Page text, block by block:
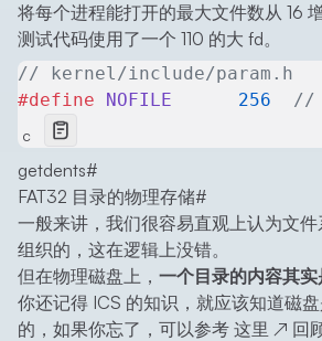
将每个进程能打开的最大文件数从 16
测试代码使用了一个 110 的大 fd。
// kernel/include/param.h
#define NOFILE
      256
//
c
getdents#
FAT32 目录的物理存储#
一般来讲，我们很容易直观上认为文件
组织的，这在逻辑上没错。
但在物理磁盘上， 一个目录的内容其
你还记得 ICS 的知识，就应该知道磁
的，如果你忘了，可以参考 这里 ↗ 回